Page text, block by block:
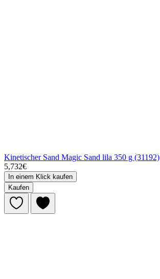
Kinetischer Sand Magic Sand lila 350 g (31192)
5,732€
In einem Klick kaufen
Kaufen